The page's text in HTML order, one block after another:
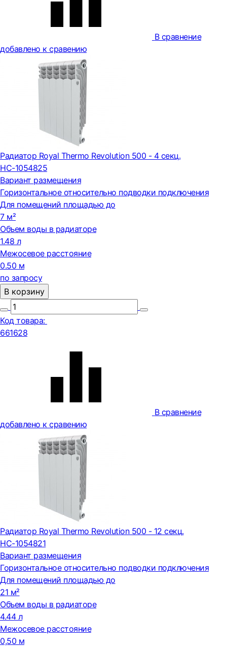
В сравнение
добавлено к сравению
Радиатор Royal Thermo Revolution 500 - 4 секц.
НС-1054825
Вариант размещения
Горизонтальное относительно подводки подключения
Для помещений площадью до
7 м²
Объем воды в радиаторе
1.48 л
Межосевое расстояние
0.50 м
по запросу
В корзину
Код товара:
661628
В сравнение
добавлено к сравению
Радиатор Royal Thermo Revolution 500 - 12 секц.
НС-1054821
Вариант размещения
Горизонтальное относительно подводки подключения
Для помещений площадью до
21 м²
Объем воды в радиаторе
4.44 л
Межосевое расстояние
0,50 м